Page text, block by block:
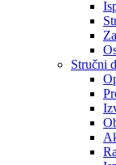
Stručni